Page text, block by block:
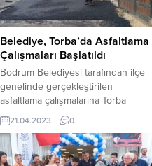
ödüle layık görüldü. Ödül törenine
Antalya Büyükşehir Belediye
Başkanı Muhittin Böcek, TÜRÇEV
Başkanı...
Belediye, Torba’da Asfaltlama
Çalışmaları Başlatıldı
Bodrum Belediyesi tarafından ilçe
genelinde gerçekleştirilen
asfaltlama çalışmalarına Torba
Mahallesi’nde devam ediliyor
Bodrum Belediyesi Fen İşleri
Müdürlüğü, ilçe genelinde başlattığı
asfaltlama çalışmalarına Torba’yı da
21.04.2023 0